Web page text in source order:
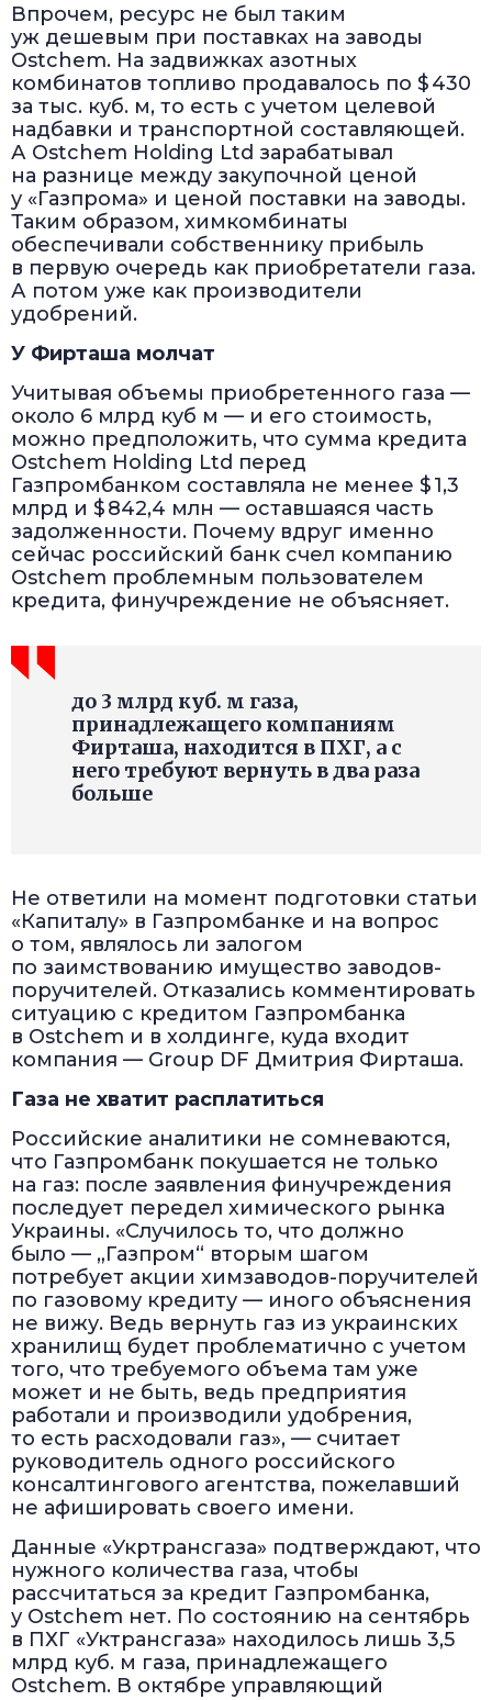
Впрочем, ресурс не был таким
уж дешевым при поставках на заводы
Ostchem. На задвижках азотных
комбинатов топливо продавалось по $ 430
за тыс. куб. м, то есть с учетом целевой
надбавки и транспортной составляющей.
А Ostchem Holding Ltd зарабатывал
на разнице между закупочной ценой
у «Газпрома» и ценой поставки на заводы.
Таким образом, химкомбинаты
обеспечивали собственнику прибыль
в первую очередь как приобретатели газа.
А потом уже как производители
удобрений.
У Фирташа молчат
Учитывая объемы приобретенного газа —
около 6 млрд куб м — и его стоимость,
можно предположить, что сумма кредита
Ostchem Holding Ltd перед
Газпромбанком составляла не менее $ 1,3
млрд и $ 842,4 млн — оставшаяся часть
задолженности. Почему вдруг именно
сейчас российский банк счел компанию
Ostchem проблемным пользователем
кредита, финучреждение не объясняет.
до 3 млрд куб. м газа,
принадлежащего компаниям
Фирташа, находится в ПХГ, а с
него требуют вернуть в два раза
больше
Не ответили на момент подготовки статьи
«Капиталу» в Газпромбанке и на вопрос
о том, являлось ли залогом
по заимствованию имущество заводов-
поручителей. Отказались комментировать
ситуацию с кредитом Газпромбанка
в Ostchem и в холдинге, куда входит
компания — Group DF Дмитрия Фирташа.
Газа не хватит расплатиться
Российские аналитики не сомневаются,
что Газпромбанк покушается не только
на газ: после заявления финучреждения
последует передел химического рынка
Украины. «Случилось то, что должно
было — „Газпром“ вторым шагом
потребует акции химзаводов-поручителей
по газовому кредиту — иного объяснения
не вижу. Ведь вернуть газ из украинских
хранилищ будет проблематично с учетом
того, что требуемого объема там уже
может и не быть, ведь предприятия
работали и производили удобрения,
то есть расходовали газ», — считает
руководитель одного российского
консалтингового агентства, пожелавший
не афишировать своего имени.
Данные «Укртрансгаза» подтверждают, что
нужного количества газа, чтобы
рассчитаться за кредит Газпромбанка,
у Ostchem нет. По состоянию на сентябрь
в ПХГ «Уктрансгаза» находилось лишь 3,5
млрд куб. м газа, принадлежащего
Ostchem. В октябре управляющий